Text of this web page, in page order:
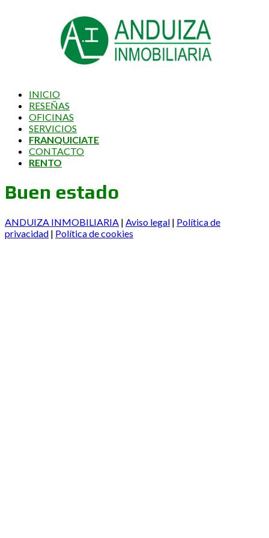
INICIO
RESEÑAS
OFICINAS
SERVICIOS
FRANQUICIATE
CONTACTO
RENTO
Buen estado
ANDUIZA INMOBILIARIA | Aviso legal | Política de
privacidad | Política de cookies